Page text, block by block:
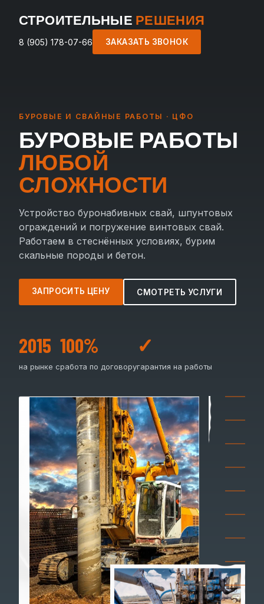
СТРОИТЕЛЬНЫЕ РЕШЕНИЯ
8 (905) 178-07-66 ЗАКАЗАТЬ ЗВОНОК
БУРОВЫЕ И СВАЙНЫЕ РАБОТЫ · ЦФО
БУРОВЫЕ РАБОТЫ
ЛЮБОЙ
СЛОЖНОСТИ
Устройство буронабивных свай, шпунтовых
ограждений и погружение винтовых свай.
Работаем в стеснённых условиях, бурим
скальные породы и бетон.
ЗАПРОСИТЬ ЦЕНУ СМОТРЕТЬ УСЛУГИ
2015
на рынке с
100%
работа по договору
✓
гарантия на работы